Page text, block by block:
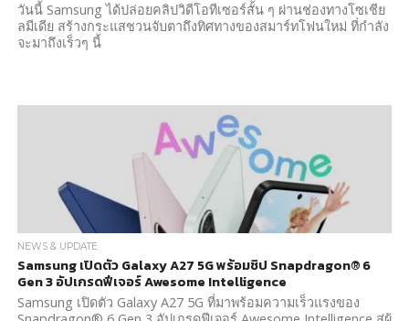
วันนี้ Samsung ได้ปล่อยคลิปวิดีโอทีเซอร์สั้น ๆ ผ่านช่องทางโซเชีย
ลมีเดีย สร้างกระแสชวนจับตาถึงทิศทางของสมาร์ทโฟนใหม่ ที่กำลัง
จะมาถึงเร็วๆ นี้
NEWS & UPDATE
Samsung เปิดตัว Galaxy A27 5G พร้อมชิป Snapdragon® 6
Gen 3 อัปเกรดฟีเจอร์ Awesome Intelligence
Samsung เปิดตัว Galaxy A27 5G ที่มาพร้อมความเร็วแรงของ